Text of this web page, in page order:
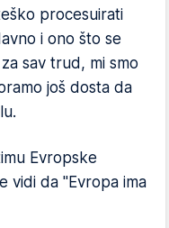
procesuirati
i ono što se
sav trud, mi smo
još dosta da
Evropske
vidi da "Evropa ima